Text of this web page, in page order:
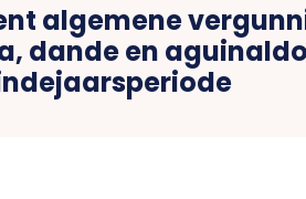
algemene
dande en